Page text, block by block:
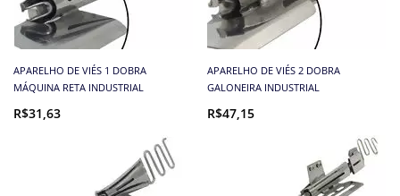
APARELHO DE VIÉS 1 DOBRA
MÁQUINA RETA INDUSTRIAL
R$31,63
APARELHO DE VIÉS 2 DOBRA
GALONEIRA INDUSTRIAL
R$47,15